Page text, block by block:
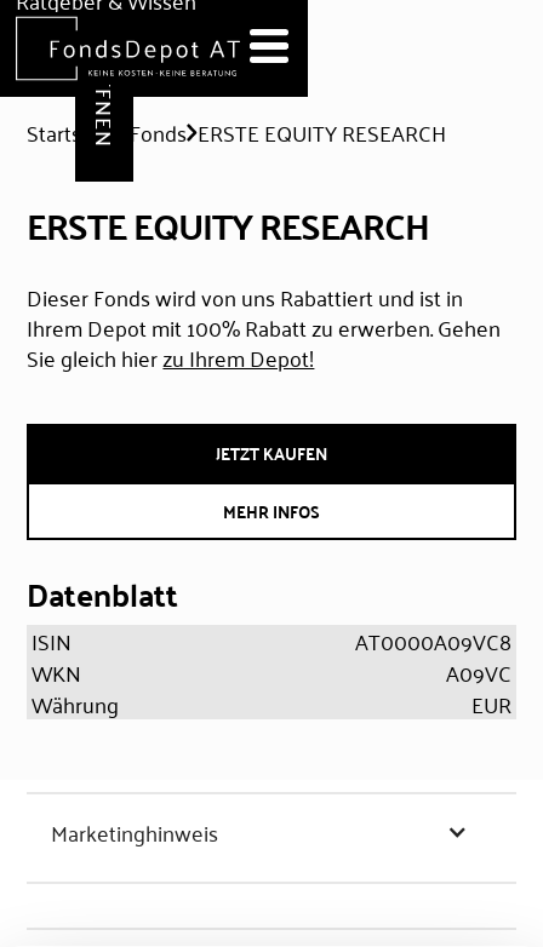
Hilfe & Formulare
DEPOT ERÖFFNEN
Startseite Fonds ERSTE EQUITY RESEARCH
ERSTE EQUITY RESEARCH
Dieser Fonds wird von uns Rabattiert und ist in
Ihrem Depot mit 100% Rabatt zu erwerben. Gehen
Sie gleich hierzu Ihrem Depot!
JETZT KAUFEN
MEHR INFOS
Datenblatt
ISIN
AT0000A09VC8
WKN
A09VC
Währung
EUR
Marketinghinweis